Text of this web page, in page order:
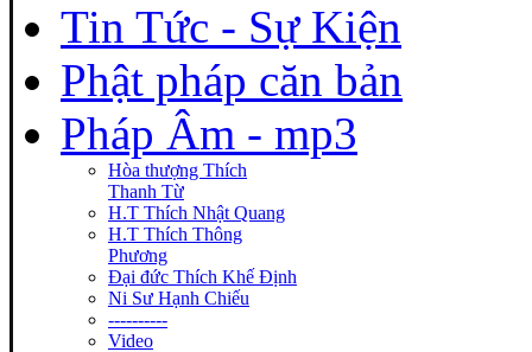
Tin Tức - Sự Kiện
Phật pháp căn bản
Pháp Âm - mp3
Hòa thượng Thích
Thanh Từ
H.T Thích Nhật Quang
H.T Thích Thông
Phương
Đại đức Thích Khế Định
Ni Sư Hạnh Chiếu
----------
Video